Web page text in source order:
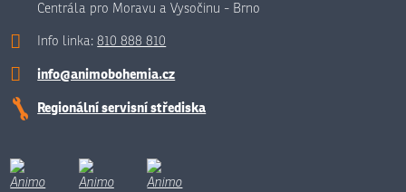
Centrála pro Moravu a Vysočinu - Brno
Info linka:810 888 810
info@animobohemia.cz
Regionální servisní střediska